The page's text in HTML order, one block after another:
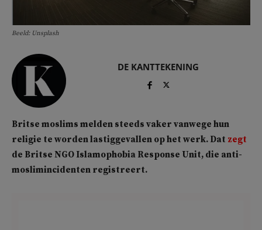
Beeld: Unsplash
DE KANTTEKENING
Britse moslims melden steeds vaker vanwege hun
religie te worden lastiggevallen op het werk. Dat zegt
de Britse NGO Islamophobia Response Unit, die anti-
moslimincidenten registreert.